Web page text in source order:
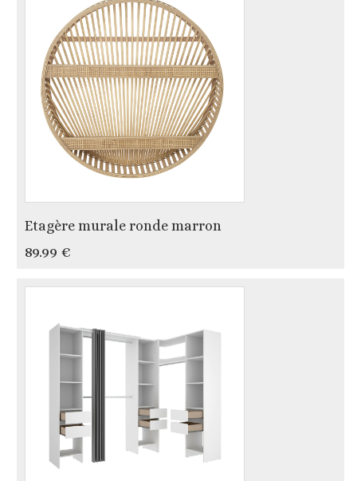
Etagère murale ronde marron
89.99 €